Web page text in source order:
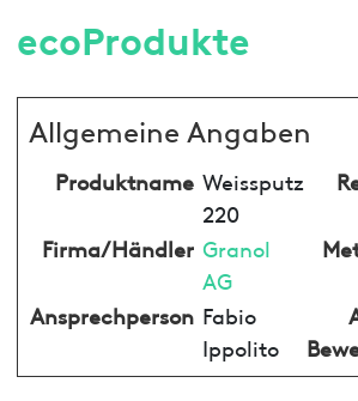
ecoProdukte
Allgemeine Angaben
Produktname Weissputz
220
Firma/Händler Granol
AG
Ansprechperson Fabio
Ippolito